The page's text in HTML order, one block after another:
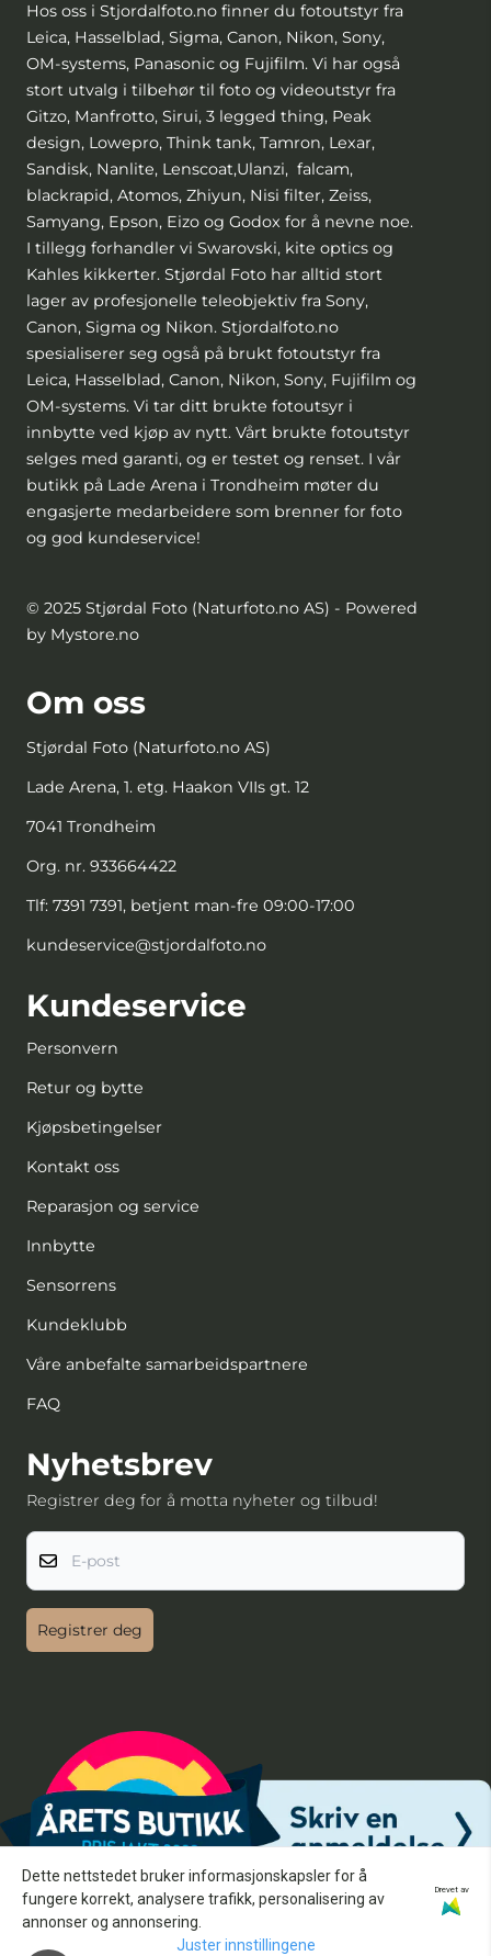
Hos oss i Stjordalfoto.no finner du fotoutstyr fra
Leica, Hasselblad, Sigma, Canon, Nikon, Sony,
OM-systems, Panasonic og Fujifilm. Vi har også
stort utvalg i tilbehør til foto og videoutstyr fra
Gitzo, Manfrotto, Sirui, 3 legged thing, Peak
design, Lowepro, Think tank, Tamron, Lexar,
Sandisk, Nanlite, Lenscoat,Ulanzi, falcam,
blackrapid, Atomos, Zhiyun, Nisi filter, Zeiss,
Samyang, Epson, Eizo og Godox for å nevne noe.
I tillegg forhandler vi Swarovski, kite optics og
Kahles kikkerter. Stjørdal Foto har alltid stort
lager av profesjonelle teleobjektiv fra Sony,
Canon, Sigma og Nikon. Stjordalfoto.no
spesialiserer seg også på brukt fotoutstyr fra
Leica, Hasselblad, Canon, Nikon, Sony, Fujifilm og
OM-systems. Vi tar ditt brukte fotoutsyr i
innbytte ved kjøp av nytt. Vårt brukte fotoutstyr
selges med garanti, og er testet og renset. I vår
butikk på Lade Arena i Trondheim møter du
engasjerte medarbeidere som brenner for foto
og god kundeservice!
© 2025 Stjørdal Foto (Naturfoto.no AS) - Powered
by Mystore.no
Om oss
Stjørdal Foto (Naturfoto.no AS)
Lade Arena, 1. etg. Haakon VIIs gt. 12
7041 Trondheim
Org. nr. 933664422
Tlf: 7391 7391, betjent man-fre 09:00-17:00
kundeservice@stjordalfoto.no
Kundeservice
Personvern
Retur og bytte
Kjøpsbetingelser
Kontakt oss
Reparasjon og service
Innbytte
Sensorrens
Kundeklubb
Våre anbefalte samarbeidspartnere
FAQ
Nyhetsbrev
Registrer deg for å motta nyheter og tilbud!
E-post
Registrer deg
Dette nettstedet bruker informasjonskapsler for å
fungere korrekt, analysere trafikk, personalisering av
annonser og annonsering.
Drevet av
Juster innstillingene